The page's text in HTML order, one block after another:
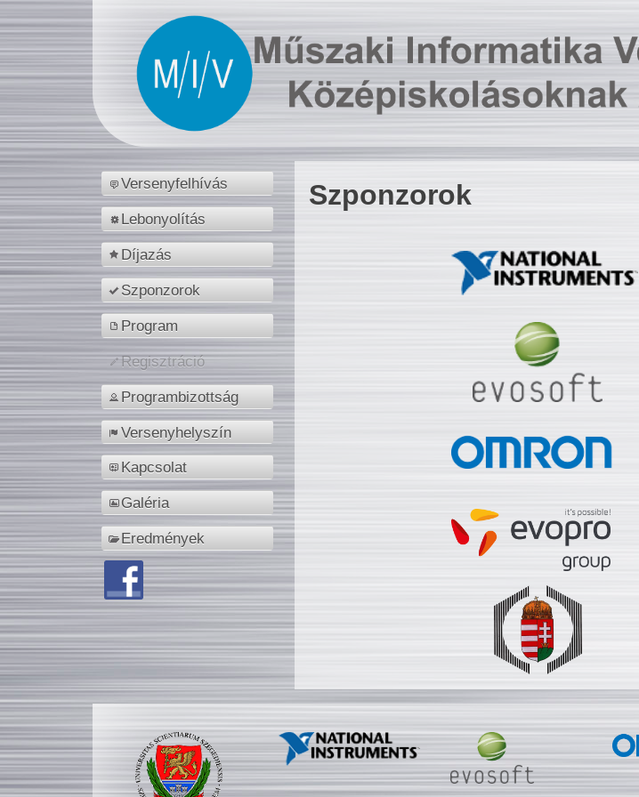
Versenyfelhívás
Lebonyolítás
Díjazás
Szponzorok
Program
Regisztráció
Programbizottság
Versenyhelyszín
Kapcsolat
Galéria
Eredmények
Szponzorok